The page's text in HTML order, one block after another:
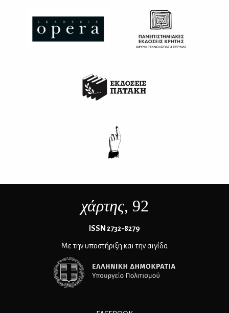
χάρτης, 92
ΙSSN 2732-8279
Με την υποστήριξη και την αιγίδα